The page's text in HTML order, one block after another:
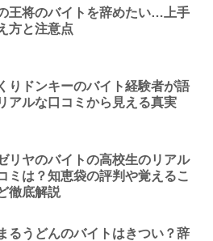
王将のバイトを辞めたい…上手
方と注意点
りドンキーのバイト経験者が語
アルな口コミから見える真実
リヤのバイトの高校生のリアル
ミは？知恵袋の評判や覚えるこ
徹底解説
るうどんのバイトはきつい？辞